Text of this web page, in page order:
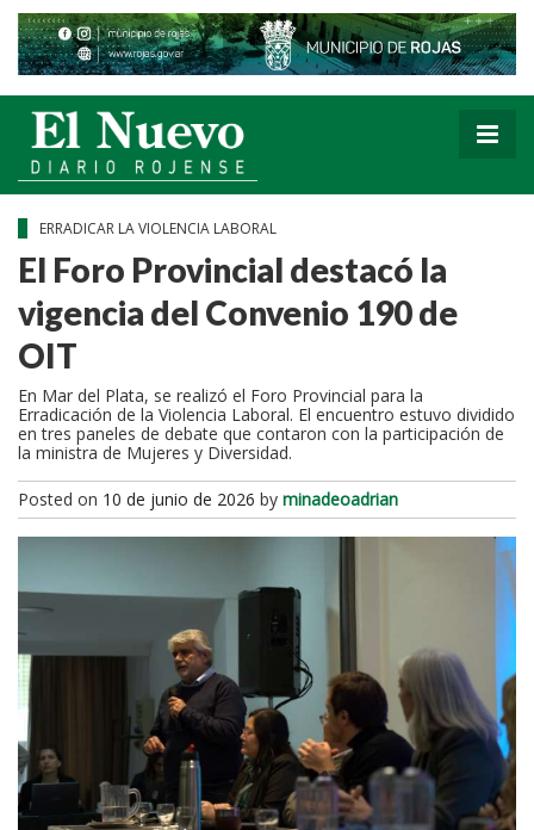
ERRADICAR LA VIOLENCIA LABORAL
El Foro Provincial destacó la
vigencia del Convenio 190 de
OIT
En Mar del Plata, se realizó el Foro Provincial para la
Erradicación de la Violencia Laboral. El encuentro estuvo dividido
en tres paneles de debate que contaron con la participación de
la ministra de Mujeres y Diversidad.
Posted on 10 de junio de 2026 by minadeoadrian